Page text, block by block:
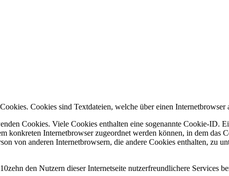
Cookies sind Textdateien, welche über einen
Cookies. Viele Cookies enthalten eine sogenannte Cookie-ID.
konkreten Internetbrowser zugeordnet werden können, in dem das
von anderen Internetbrowsern, die andere Cookies enthalten, zu
den Nutzern dieser Internetseite nutzerfreundlichere Services